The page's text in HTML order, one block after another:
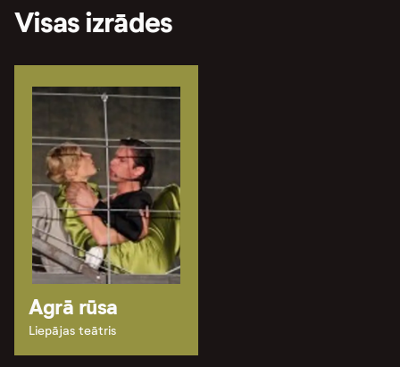
Visas izrādes
Agrā rūsa
Liepājas teātris